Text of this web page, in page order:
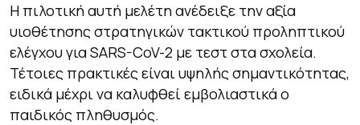
Η πιλοτική αυτή μελέτη ανέδειξε την αξία
υιοθέτησης στρατηγικών τακτικού προληπτικού
ελέγχου για SARS-CoV-2 με τεστ στα σχολεία.
Τέτοιες πρακτικές είναι υψηλής σημαντικότητας,
ειδικά μέχρι να καλυφθεί εμβολιαστικά ο
παιδικός πληθυσμός.